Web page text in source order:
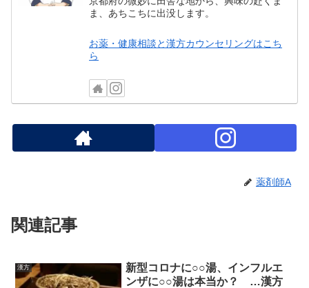
ま、あちこちに出没します。
お薬・健康相談と漢方カウンセリングはこち
ら
薬剤師A
関連記事
漢方
新型コロナに○○湯、インフルエ
ンザに○○湯は本当か？ …漢方